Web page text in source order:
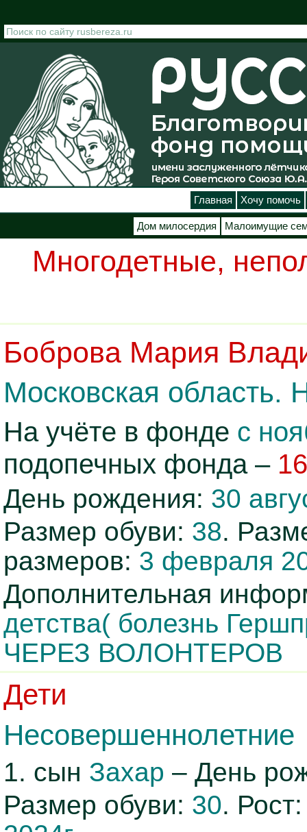
Главная Хочу помочь
Дом милосердия Малоимущие
Многодетные,
Боброва Мария
Московская область.
На учёте в фонде с
подопечных фонда –
День рождения: 30
Размер обуви: 38.
размеров: 3 февраля
Дополнительная
детства( болезнь
ЧЕРЕЗ ВОЛОНТЕРОВ
Дети
Несовершеннолетние
1. сын Захар – День
Размер обуви: 30.